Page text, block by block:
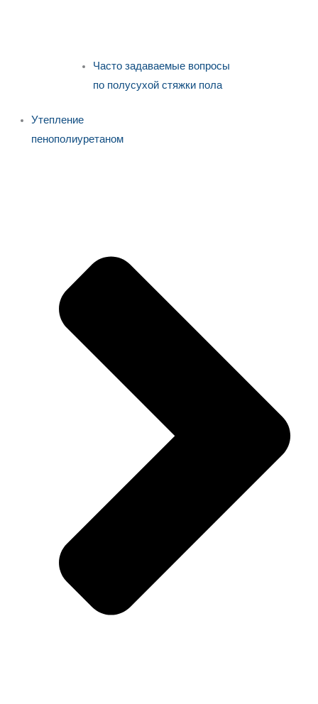
Часто задаваемые вопросы
по полусухой стяжки пола
Утепление
пенополиуретаном